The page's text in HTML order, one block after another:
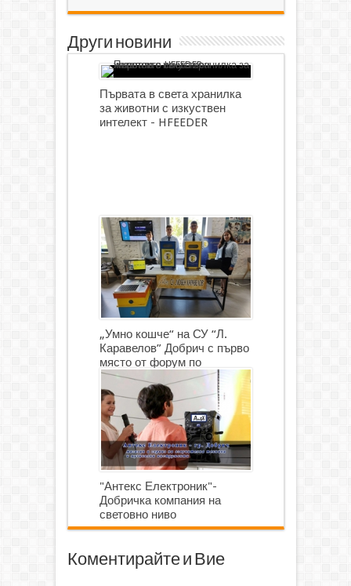
Други новини
Първата в света хранилка
за животни с изкуствен
интелект - HFEEDER
„Умно кошче“ на СУ “Л.
Каравелов” Добрич с първо
място от форум по
роботика
"Антекс Електроник"-
Добричка компания на
световно ниво
Коментирайте и Вие